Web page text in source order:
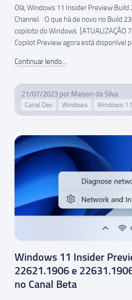
Olá, Windows 11 Insider Preview Build
Channel. O que há de novo no Build
copiloto do Windows [ATUALIZAÇÃO
Copilot Preview agora está disponível
Continuar lendo...
21/07/2023 por Maison da Silva
Canal Dev Windows Windows 11
Windows 11 Insider
22621.1906 e
no Canal Beta